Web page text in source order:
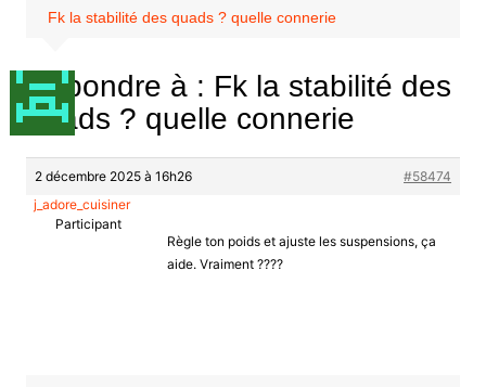
Fk la stabilité des quads ? quelle connerie
Répondre à : Fk la stabilité des
quads ? quelle connerie
2 décembre 2025 à 16h26
#58474
j_adore_cuisiner
Participant
Règle ton poids et ajuste les suspensions, ça
aide. Vraiment ????